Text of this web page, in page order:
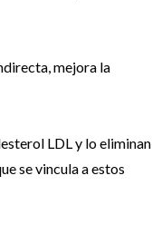
mejora la
LDL y lo
se vincula a estos